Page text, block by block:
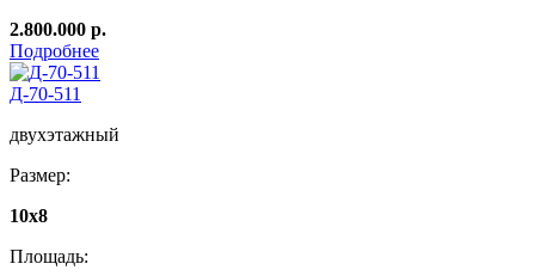
2.800.000 р.
Подробнее
Д-70-511
двухэтажный
Размер:
10х8
Площадь: